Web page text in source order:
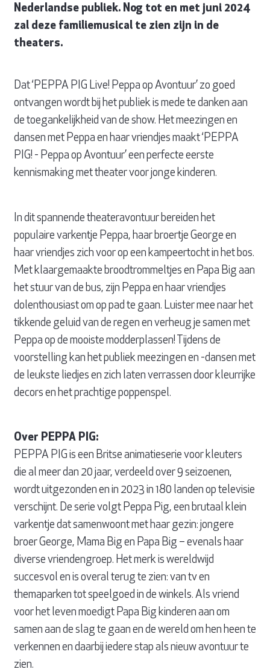
Nederlandse publiek. Nog tot en met juni 2024
zal deze familiemusical te zien zijn in de
theaters.
Dat ‘PEPPA PIG Live! Peppa op Avontuur’ zo goed
ontvangen wordt bij het publiek is mede te danken aan
de toegankelijkheid van de show. Het meezingen en
dansen met Peppa en haar vriendjes maakt ‘PEPPA
PIG! - Peppa op Avontuur’ een perfecte eerste
kennismaking met theater voor jonge kinderen.
In dit spannende theateravontuur bereiden het
populaire varkentje Peppa, haar broertje George en
haar vriendjes zich voor op een kampeertocht in het bos.
Met klaargemaakte broodtrommeltjes en Papa Big aan
het stuur van de bus, zijn Peppa en haar vriendjes
dolenthousiast om op pad te gaan. Luister mee naar het
tikkende geluid van de regen en verheug je samen met
Peppa op de mooiste modderplassen! Tijdens de
voorstelling kan het publiek meezingen en -dansen met
de leukste liedjes en zich laten verrassen door kleurrijke
decors en het prachtige poppenspel.
Over PEPPA PIG:
PEPPA PIG is een Britse animatieserie voor kleuters
die al meer dan 20 jaar, verdeeld over 9 seizoenen,
wordt uitgezonden en in 2023 in 180 landen op televisie
verschijnt. De serie volgt Peppa Pig, een brutaal klein
varkentje dat samenwoont met haar gezin: jongere
broer George, Mama Big en Papa Big – evenals haar
diverse vriendengroep. Het merk is wereldwijd
succesvol en is overal terug te zien: van tv en
themaparken tot speelgoed in de winkels. Als vriend
voor het leven moedigt Papa Big kinderen aan om
samen aan de slag te gaan en de wereld om hen heen te
verkennen en daarbij iedere stap als nieuw avontuur te
zien.